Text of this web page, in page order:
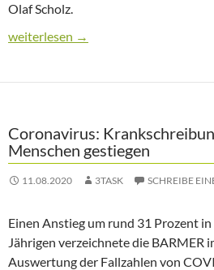
Olaf Scholz.
Coronakrise: Zusatzbeiträge der
weiterlesen →
Coronavirus:
Menschen gestiegen
11.08.2020 3TASK SCHREIBE
Einen Anstieg um rund 31 Prozent
Jährigen verzeichnete die BARMER
Auswertung der Fallzahlen von